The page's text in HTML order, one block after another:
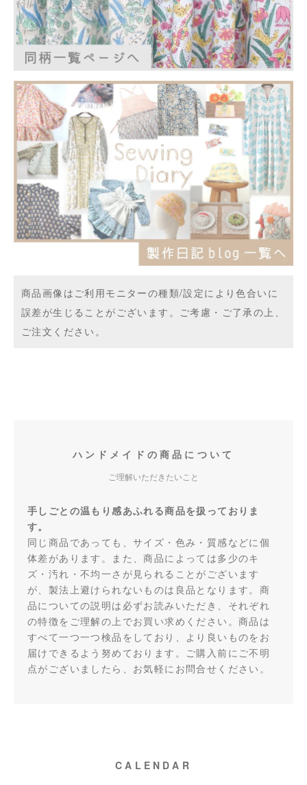
商品画像はご利用モニターの種類/設定により色合いに
誤差が生じることがございます。ご考慮・ご了承の上、
ご注文ください。
ハンドメイドの商品について
ご理解いただきたいこと
手しごとの温もり感あふれる商品を扱っておりま
す。
同じ商品であっても、サイズ・色み・質感などに個
体差があります。また、商品によっては多少のキ
ズ・汚れ・不均一さが見られることがございます
が、製法上避けられないものは良品となります。商
品についての説明は必ずお読みいただき、それぞれ
の特徴をご理解の上でお買い求めください。商品は
すべて一つ一つ検品をしており、より良いものをお
届けできるよう努めております。ご購入前にご不明
点がございましたら、お気軽にお問合せください。
CALENDAR